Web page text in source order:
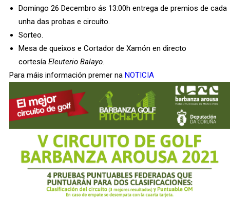
Domingo 26 Decembro ás 13:00h entrega de premios de cada
unha das probas e circuíto.
Sorteo.
Mesa de queixos e Cortador de Xamón en directo
cortesía Eleuterio Balayo.
Para máis información premer na NOTICIA